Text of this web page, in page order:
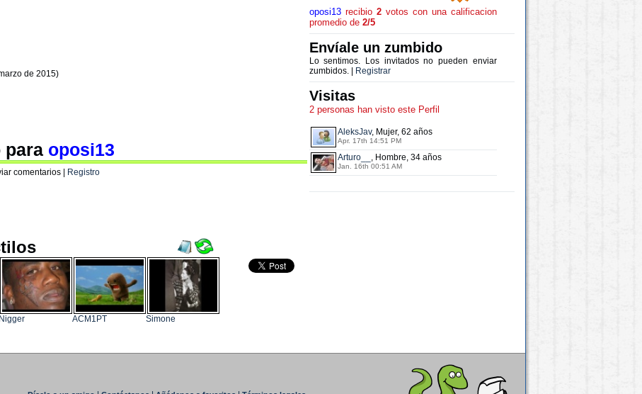
de 2015)
para oposi13
comentarios | Registro
oposi13recibio 2votos con una calificacion
promedio de 2/5
Envíale un zumbido
Lo sentimos. Los invitados no pueden enviar
zumbidos. |
Registrar
Visitas
2 personas han visto este Perfil
AleksJav, Mujer, 62 años
Apr. 17th 14:51 PM
Arturo__ , Hombre, 34 años
Jan. 16th 00:51 AM
Nigger ACM1PT Simone